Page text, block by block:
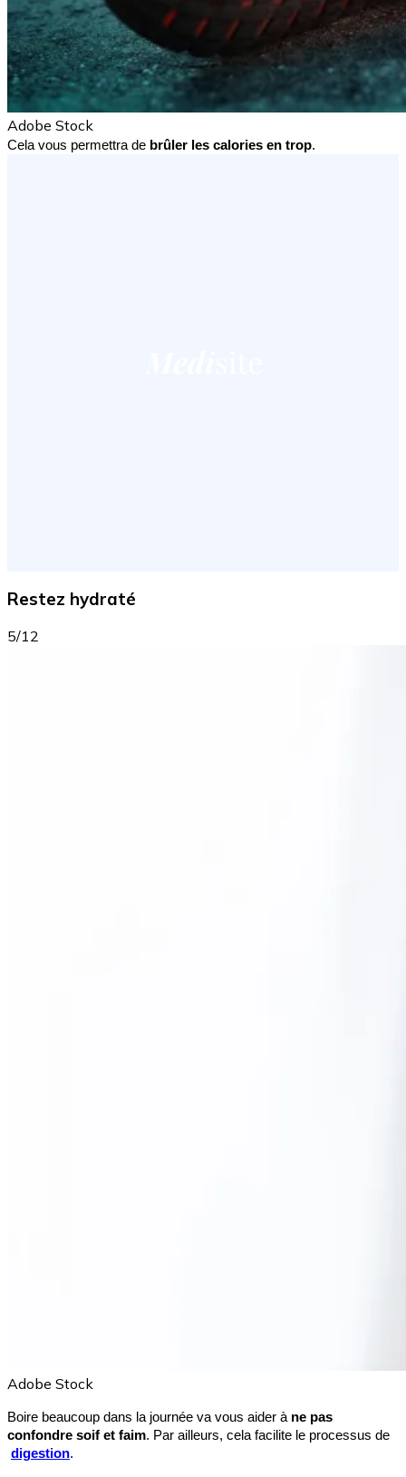
Adobe Stock
Cela vous permettra de brûler les calories en trop.
Restez hydraté
5/12
Adobe Stock
Boire beaucoup dans la journée va vous aider à ne pas
confondre soif et faim. Par ailleurs, cela facilite le processus de
digestion.